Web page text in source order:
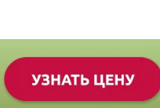
Все региональные документы